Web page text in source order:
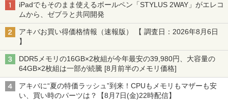
iPadでもそのまま使えるボールペン「STYLUS 2WAY」がエレコ
ムから、ゼブラと共同開発
アキバお買い得価格情報（速報版） 【 調査日：2026年8月6日
】
DDR5メモリの16GB×2枚組が今年最安の39,980円、大容量の
64GB×2枚組は一部が続騰 [8月前半のメモリ価格]
アキバに“夏の特価ラッシュ”到来！CPUもメモリもマザーも安
い、買い時のパーツは？【8月7日(金)22時配信】